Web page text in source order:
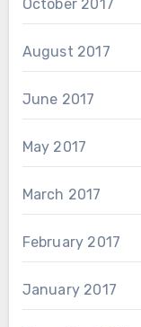
October 2017
August 2017
June 2017
May 2017
March 2017
February 2017
January 2017